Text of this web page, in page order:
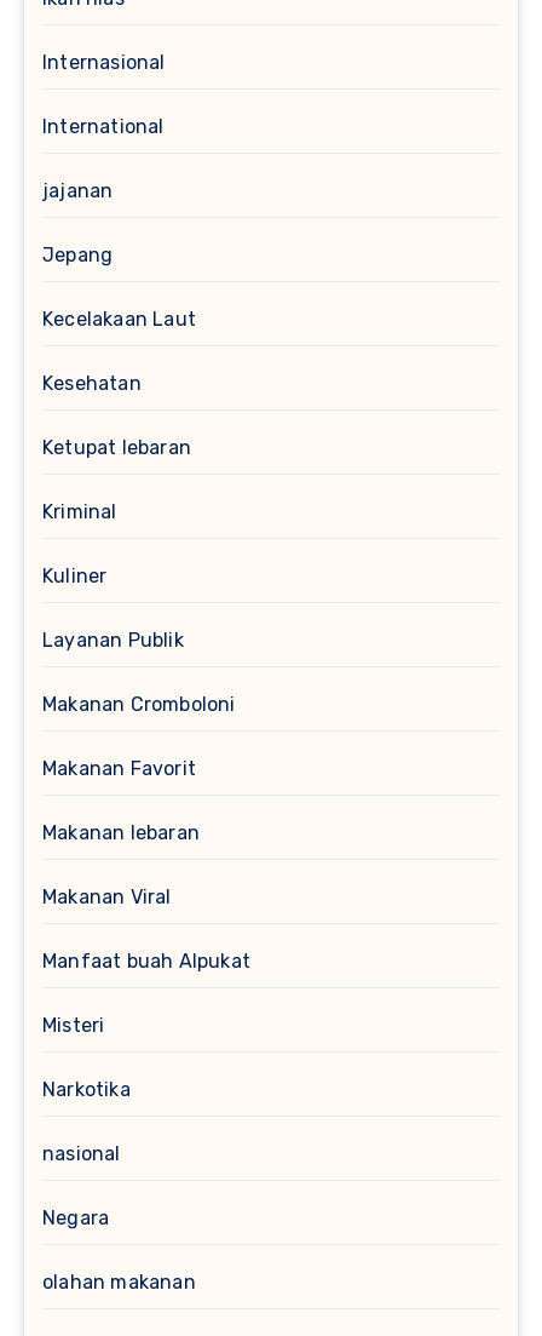
Internasional
International
jajanan
Jepang
Kecelakaan Laut
Kesehatan
Ketupat lebaran
Kriminal
Kuliner
Layanan Publik
Makanan Cromboloni
Makanan Favorit
Makanan lebaran
Makanan Viral
Manfaat buah Alpukat
Misteri
Narkotika
nasional
Negara
olahan makanan